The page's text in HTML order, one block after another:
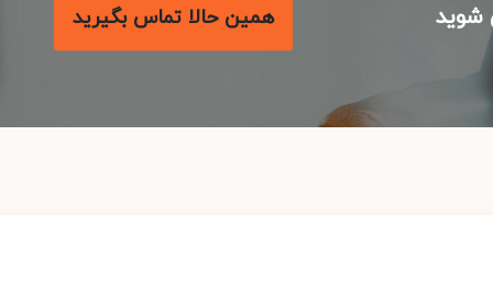
همین حالا تماس بگیرید